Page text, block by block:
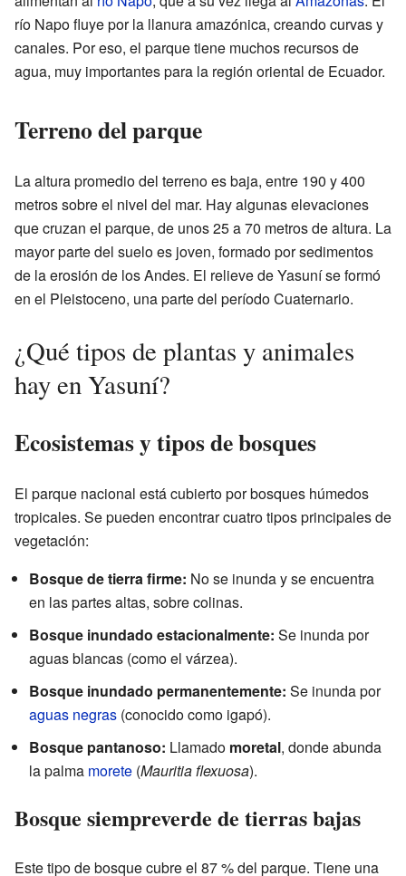
río Napo fluye por la llanura amazónica, creando curvas y
canales. Por eso, el parque tiene muchos recursos de
agua, muy importantes para la región oriental de Ecuador.
Terreno del parque
La altura promedio del terreno es baja, entre 190 y 400
metros sobre el nivel del mar. Hay algunas elevaciones
que cruzan el parque, de unos 25 a 70 metros de altura. La
mayor parte del suelo es joven, formado por sedimentos
de la erosión de los Andes. El relieve de Yasuní se formó
en el Pleistoceno, una parte del período Cuaternario.
¿Qué tipos de plantas y animales
hay en Yasuní?
Ecosistemas y tipos de bosques
El parque nacional está cubierto por bosques húmedos
tropicales. Se pueden encontrar cuatro tipos principales de
vegetación:
Bosque de tierra firme: No se inunda y se encuentra
en las partes altas, sobre colinas.
Bosque inundado estacionalmente: Se inunda por
aguas blancas (como el várzea).
Bosque inundado permanentemente: Se inunda por
aguas negras (conocido como igapó).
Bosque pantanoso: Llamado moretal, donde abunda
la palma morete (Mauritia flexuosa).
Bosque siempreverde de tierras bajas
Este tipo de bosque cubre el 87 % del parque. Tiene una